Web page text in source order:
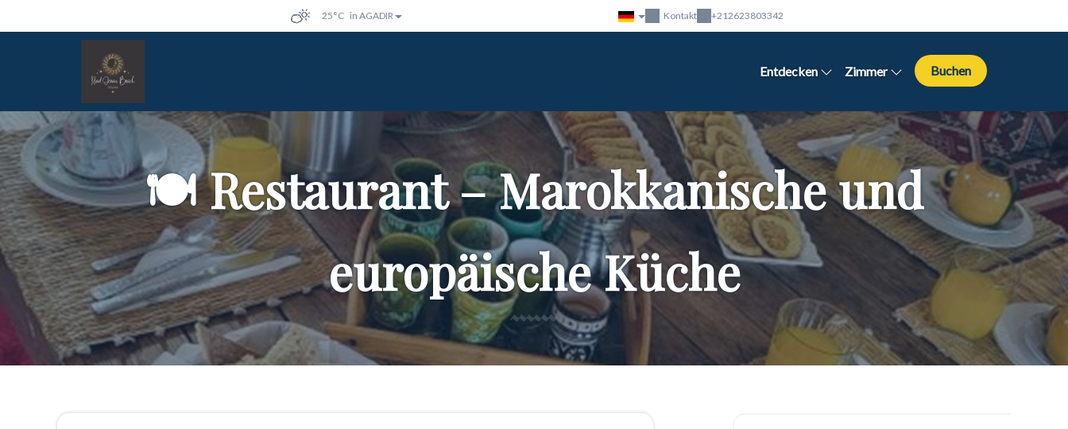
25°C in AGADIR Kontakt +212623803342
Entdecken Zimmer Buchen
🍽️ Restaurant – Marokkanische und
europäische Küche